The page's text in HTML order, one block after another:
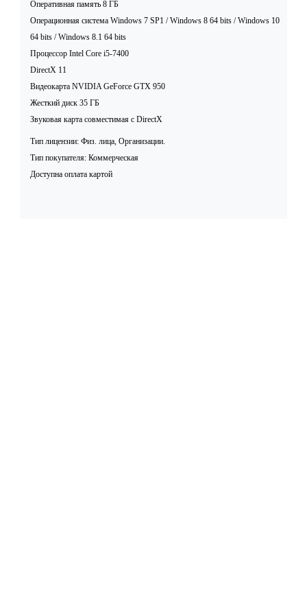
Оперативная память 8 ГБ
Операционная система Windows 7 SP1 / Windows 8 64 bits / Windows 10
64 bits / Windows 8.1 64 bits
Процессор Intel Core i5-7400
DirectX 11
Видеокарта NVIDIA GeForce GTX 950
Жесткий диск 35 ГБ
Звуковая карта совместимая c DirectX
Тип лицензии: Физ. лица, Организации.
Тип покупателя: Коммерческая
Доступна оплата картой